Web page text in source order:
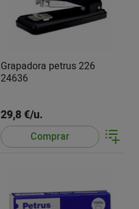
Grapadora petrus 226
24636
29,8 €/u.
Comprar